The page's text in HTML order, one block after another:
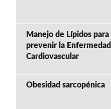
Manejo de Lípidos para
prevenir la Enfermedad
Cardiovascular
Obesidad sarcopénica